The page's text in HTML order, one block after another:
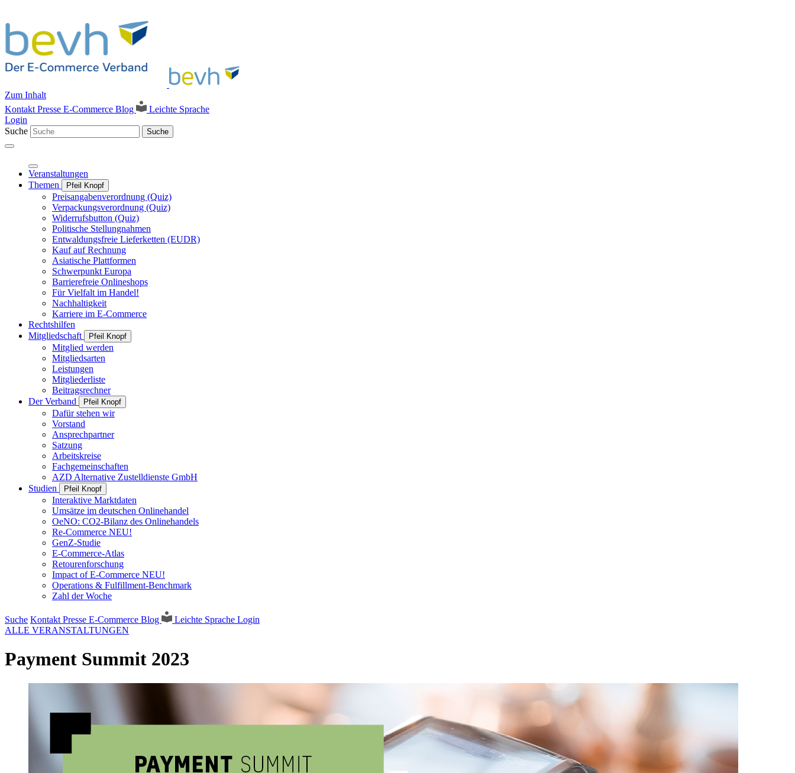
Zum Inhalt
Kontakt Presse E-Commerce Blog
Leichte Sprache
Login
Suche
Suche
Veranstaltungen
Themen
Pfeil Knopf
Preisangabenverordnung (Quiz)
Verpackungsverordnung (Quiz)
Widerrufsbutton (Quiz)
Politische Stellungnahmen
Entwaldungsfreie Lieferketten (EUDR)
Kauf auf Rechnung
Asiatische Plattformen
Schwerpunkt Europa
Barrierefreie Onlineshops
Für Vielfalt im Handel!
Nachhaltigkeit
Karriere im E-Commerce
Rechtshilfen
Mitgliedschaft
Pfeil Knopf
Mitglied werden
Mitgliedsarten
Leistungen
Mitgliederliste
Beitragsrechner
Der Verband
Pfeil Knopf
Dafür stehen wir
Vorstand
Ansprechpartner
Satzung
Arbeitskreise
Fachgemeinschaften
AZD Alternative Zustelldienste GmbH
Studien
Pfeil Knopf
Interaktive Marktdaten
Umsätze im deutschen Onlinehandel
OeNO: CO2-Bilanz des Onlinehandels
Re-Commerce NEU!
GenZ-Studie
E-Commerce-Atlas
Retourenforschung
Impact of E-Commerce NEU!
Operations & Fulfillment-Benchmark
Zahl der Woche
Suche Kontakt Presse E-Commerce Blog Leichte Sprache Login
ALLE VERANSTALTUNGEN
Payment Summit 2023